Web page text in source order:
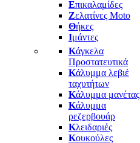
Επικαλαμίδες
Ζελατίνες Moto
Θήκες
Ιμάντες
Κάγκελα
Προστατευτικά
Κάλυμμα λεβιέ
ταχυτήτων
Κάλυμμα μανέτας
Κάλυμμα
ρεζερβουάρ
Κλειδαριές
Κουκούλες